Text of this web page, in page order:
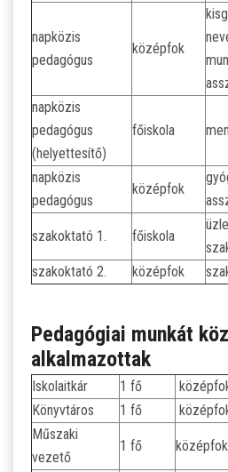
napközis
pedagógus
középfok
napközis
pedagógus
(helyettesítő)
főiskola
napközis
pedagógus
középfok
szakoktató 1. főiskola
szakoktató 2.
középfok
Pedagógiai munkát
alkalmazottak
Iskolaitkár 1 fő
Könyvtáros
1 fő
Műszaki
vezető
1 fő középfok